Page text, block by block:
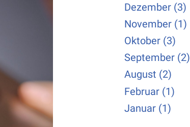
Dezember (3)
November (1)
Oktober (3)
September (2)
August (2)
Februar (1)
Januar (1)